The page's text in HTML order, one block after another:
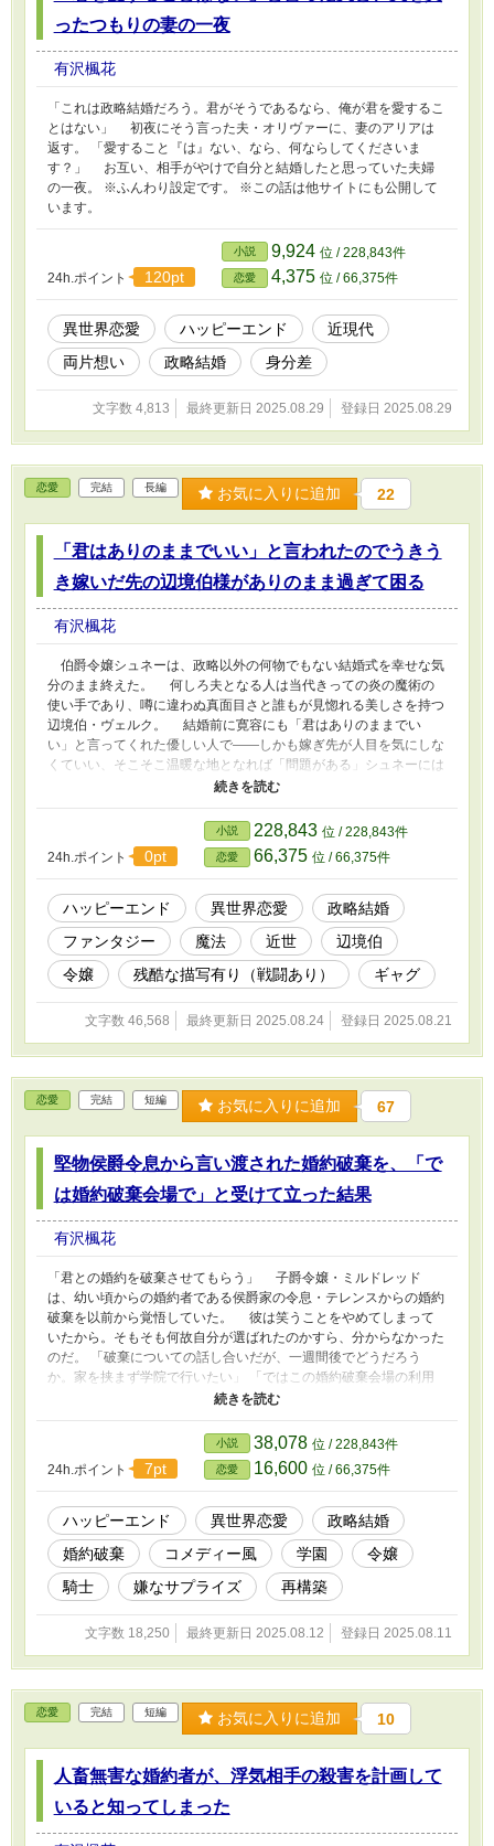
ったつもりの妻の一夜
有沢楓花
「これは政略結婚だろう。君がそうであるなら、俺が君を愛するこ
とはない」 初夜にそう言った夫・オリヴァーに、妻のアリアは
返す。 「愛すること『は』ない、なら、何ならしてくださいま
す？」 お互い、相手がやけで自分と結婚したと思っていた夫婦
の一夜。 ※ふんわり設定です。 ※この話は他サイトにも公開して
います。
24h.ポイント 120pt
小説 9,924 位 / 228,843件
恋愛 4,375 位 / 66,375件
異世界恋愛 ハッピーエンド
近現代
両片想い
政略結婚 身分差
文字数 4,813 最終更新日 2025.08.29 登録日 2025.08.29
恋愛 完結 長編 お気に入りに追加 22
「君はありのままでいい」と言われたのでうきう
き嫁いだ先の辺境伯様がありのまま過ぎて困る
有沢楓花
伯爵令嬢シュネーは、政略以外の何物でもない結婚式を幸せな気
分のまま終えた。 何しろ夫となる人は当代きっての炎の魔術の
使い手であり、噂に違わぬ真面目さと誰もが見惚れる美しさを持つ
辺境伯・ヴェルク。 結婚前に寛容にも「君はありのままでい
い」と言ってくれた優しい人で――しかも嫁ぎ先が人目を気にしな
くていい、そこそこ温暖な地となれば「問題がある」シュネーには
すこぶる好条件。 しかし、うきうき気分で嫁いだ彼女を城で待
っていたのは、妙なヴェルクの服装――いや、ほぼ服を着ていない
夫で、彼女は悲鳴を上げる。 そう、互いの家から継いだ強大な
魔力を中和する目的で婚姻が結ばれたことを忘れかけていたのだ。
水の魔力をため込む性質のシュネーが寒がりなのとは対照的に、
ヴェルクは酷い暑がり。 着ぐるみさえ着込むシュネーと、家
（城）では半裸で服を殆ど着ないヴェルクの新婚生活が、スムーズ
に行く訳がなかったのだ。 初夜を盛大に失敗したシュネーは、
このままでは結婚生活の破綻だと、「旦那様に素敵な服で快適生
活」計画を立案するのだが……。 中編、全１１話です。 ※この
作品は他サイトにも掲載しています。
24h.ポイント 0pt
小説 228,843 位 / 228,843件
恋愛 66,375 位 / 66,375件
ハッピーエンド 異世界恋愛
政略結婚
ファンタジー
魔法 近世
辺境伯
令嬢
残酷な描写有り（戦闘あり） ギャグ
文字数 46,568 最終更新日 2025.08.24 登録日 2025.08.21
恋愛 完結 短編 お気に入りに追加 67
堅物侯爵令息から言い渡された婚約破棄を、「で
は婚約破棄会場で」と受けて立った結果
有沢楓花
「君との婚約を破棄させてもらう」 子爵令嬢・ミルドレッド
は、幼い頃からの婚約者である侯爵家の令息・テレンスからの婚約
破棄を以前から覚悟していた。 彼は笑うことをやめてしまって
いたから。そもそも何故自分が選ばれたのかすら、分からなかった
のだ。 「破棄についての話し合いだが、一週間後でどうだろう
か。家を挟まず学院で行いたい」 「ではこの婚約破棄会場の利用
申請書に、希望の日時を記入してください。会場の予約開始はひと
月前からですが、その日は丁度、空きがあります」 ――ここ数
年、王都の学院では婚約破棄の嵐が吹き荒れていた。 特に今年
は名だたる貴族の令息令嬢たちが次々に婚約破棄を叩きつけ、９件
になる。 注目を集めたい生徒も多く、ところかまわず行われる
ことを防ぐため、風紀委員会が婚約破棄場と立会人まで用意したく
らいだ。 ここでの話し合いは、俗に婚約破棄裁判とか婚約破棄
決闘などと呼ばれている。 しかしミルドレッドは破棄裁判を受
けて立ったものの、真面目な彼が家を通してではなく、直接学院
で、と伝えてきたことには疑問を抱いていた。 「堅物と有名なテ
レンス様がこんなことをするなんて。まさか流行に影響され
て……？」 風紀委員会の副委員長たるミルドレッドは、正しい
学院の治安維持と正しい婚約破棄のため、弁護人を付けずに一人会
場での話し合いに臨むのだが……。
24h.ポイント 7pt
小説 38,078 位 / 228,843件
恋愛 16,600 位 / 66,375件
ハッピーエンド 異世界恋愛
政略結婚
婚約破棄
コメディー風 学園
令嬢
騎士
嫌なサプライズ 再構築
文字数 18,250 最終更新日 2025.08.12 登録日 2025.08.11
恋愛 完結 短編 お気に入りに追加 10
人畜無害な婚約者が、浮気相手の殺害を計画して
いると知ってしまった